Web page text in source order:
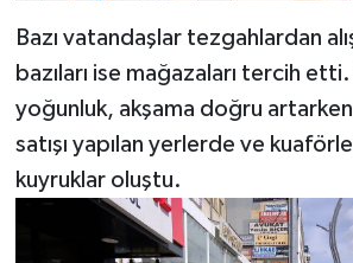
Bazı vatandaşlar tezgahlardan
bazıları ise mağazaları tercih
yoğunluk, akşama doğru
satışı yapılan yerlerde ve
kuyruklar oluştu.